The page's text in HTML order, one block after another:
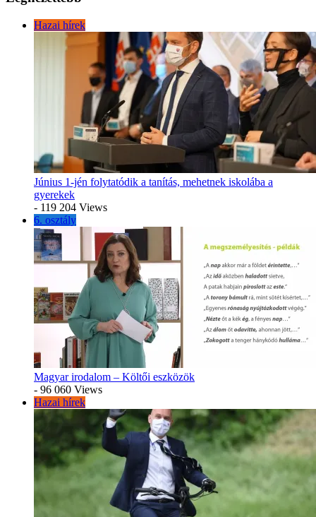
Hazai hírek
Június 1-jén folytatódik a tanítás, mehetnek iskolába a
gyerekek
- 119 204 Views
6. osztály
Magyar irodalom – Költői eszközök
- 96 060 Views
Hazai hírek